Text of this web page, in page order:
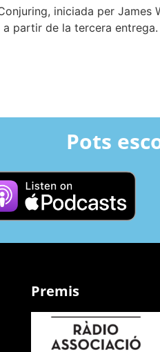
iniciada per James
partir de la tercera
Pots
Premis